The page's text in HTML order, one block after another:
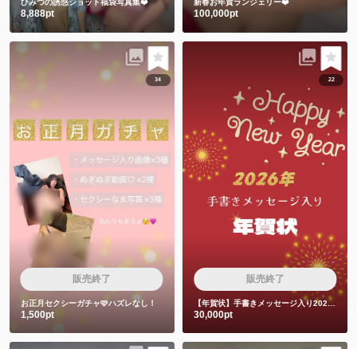
ひみつの誘惑ショット福袋写真集❤️
8,888pt
新春お年賀ランジェリー❤️
100,000pt
34
販売終了
お正月セクシーガチャ🩷ハズレなし！
1,500pt
22
販売終了
【年賀状】手書きメッセージ入り2026年年賀状
30,000pt